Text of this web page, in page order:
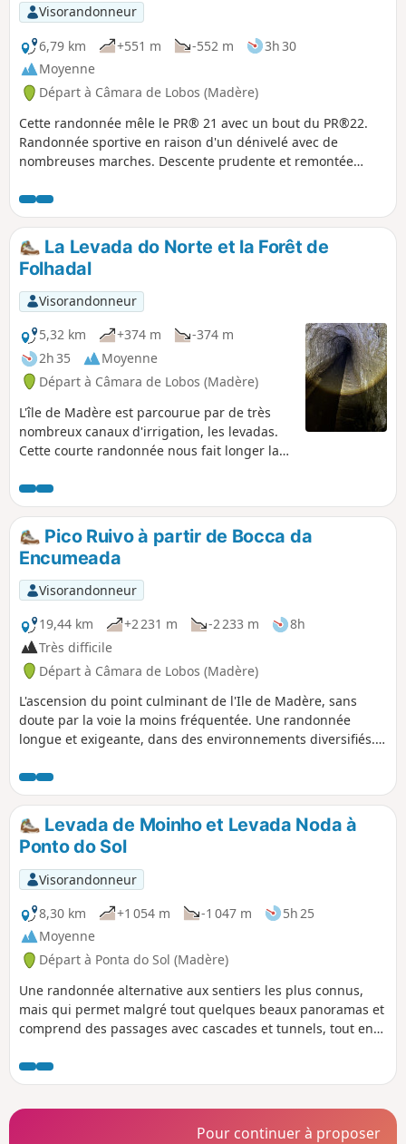
Visorandonneur
6,79 km
+551 m -552 m
3h 30
Moyenne
Départ à Câmara de Lobos (Madère)
Cette randonnée mêle le PR® 21 avec un bout du PR®22.
Randonnée sportive en raison d'un dénivelé avec de
nombreuses marches. Descente prudente et remontée
La Levada do Norte et la Forêt de
Folhadal
Visorandonneur
5,32 km
+374 m
-374 m
2h 35
Moyenne
Départ à Câmara de Lobos (Madère)
L'île de Madère est parcourue par de très
nombreux canaux d'irrigation, les levadas.
Cette courte randonnée nous fait longer la
de l'île, dans sa partie située en altitude. De
très beaux points de vue en cours de route
et la traversée d'une belle forêt aux
essences variées. N.B. Le dénivelé affiché est
sans doute surestimé car le parcours est
plutôt plat, toujours le long de la levada qui
suit à peu près une courbe de niveau.
Pico Ruivo à partir de Bocca da
Encumeada
Visorandonneur
19,44 km
+2 231 m -2 233 m
8h
Très difficile
Départ à Câmara de Lobos (Madère)
L'ascension du point culminant de l'Ile de Madère, sans
doute par la voie la moins fréquentée. Une randonnée
longue et exigeante, dans des environnements diversifiés.
un superbe panorama à 360°. N.B. Du fait du relief très
escarpé de Madère, le dénivelé affiché est très surestimé et,
en conséquence, le temps de parcours également. Compter
de l'ordre de 1200m de dénivelé dans les deux sens.
Levada de Moinho et Levada Noda à
Ponto do Sol
Visorandonneur
8,30 km
+1 054 m -1 047 m
5h 25
Moyenne
Départ à Ponta do Sol (Madère)
Une randonnée alternative aux sentiers les plus connus,
mais qui permet malgré tout quelques beaux panoramas et
comprend des passages avec cascades et tunnels, tout en
fortement recommandée pour franchir le tunnel.
Pour continuer à proposer